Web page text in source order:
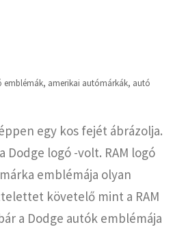
emblémák, amerikai autómárkák, autó
egy kos fejét ábrázolja.
Dodge logó -volt. RAM logó
emblémája olyan
követelő mint a RAM
a Dodge autók emblémája